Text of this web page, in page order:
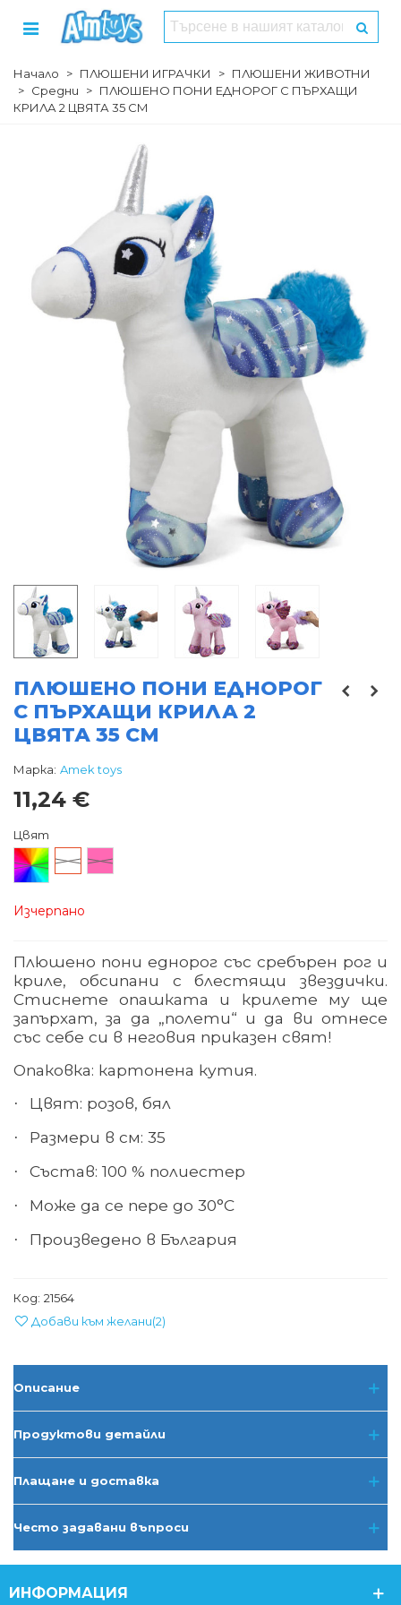
Начало > ПЛЮШЕНИ ИГРАЧКИ > ПЛЮШЕНИ ЖИВОТНИ
> Средни > ПЛЮШЕНО ПОНИ ЕДНОРОГ С ПЪРХАЩИ
КРИЛА 2 ЦВЯТА 35 СМ
ПЛЮШЕНО ПОНИ ЕДНОРОГ
С ПЪРХАЩИ КРИЛА 2
ЦВЯТА 35 СМ
Марка: Amek toys
11,24 €
Цвят
Произволен/
микс
Бял Розов
Изчерпано
Плюшено пони еднорог със сребърен рог и
криле, обсипани с блестящи звездички.
Стиснете опашката и крилете му ще
запърхат, за да „полети“ и да ви отнесе
със себе си в неговия приказен свят!
Опаковка: картонена кутия.
· Цвят: розов, бял
· Размери в см: 35
· Състав: 100 % полиестер
· Може да се пере до 30°С
· Произведено в България
Код: 21564
Добави към желани(2)
Описание
Продуктови детайли
Плащане и доставка
Често задавани въпроси
ИНФОРМАЦИЯ